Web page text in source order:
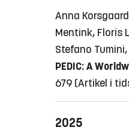
Anna
Mentink, Floris
Stefano
PEDIC: A
679 (Artikel i
2025